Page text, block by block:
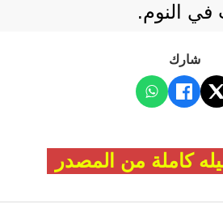
في النوم.
شارك
كاملة من المصدر